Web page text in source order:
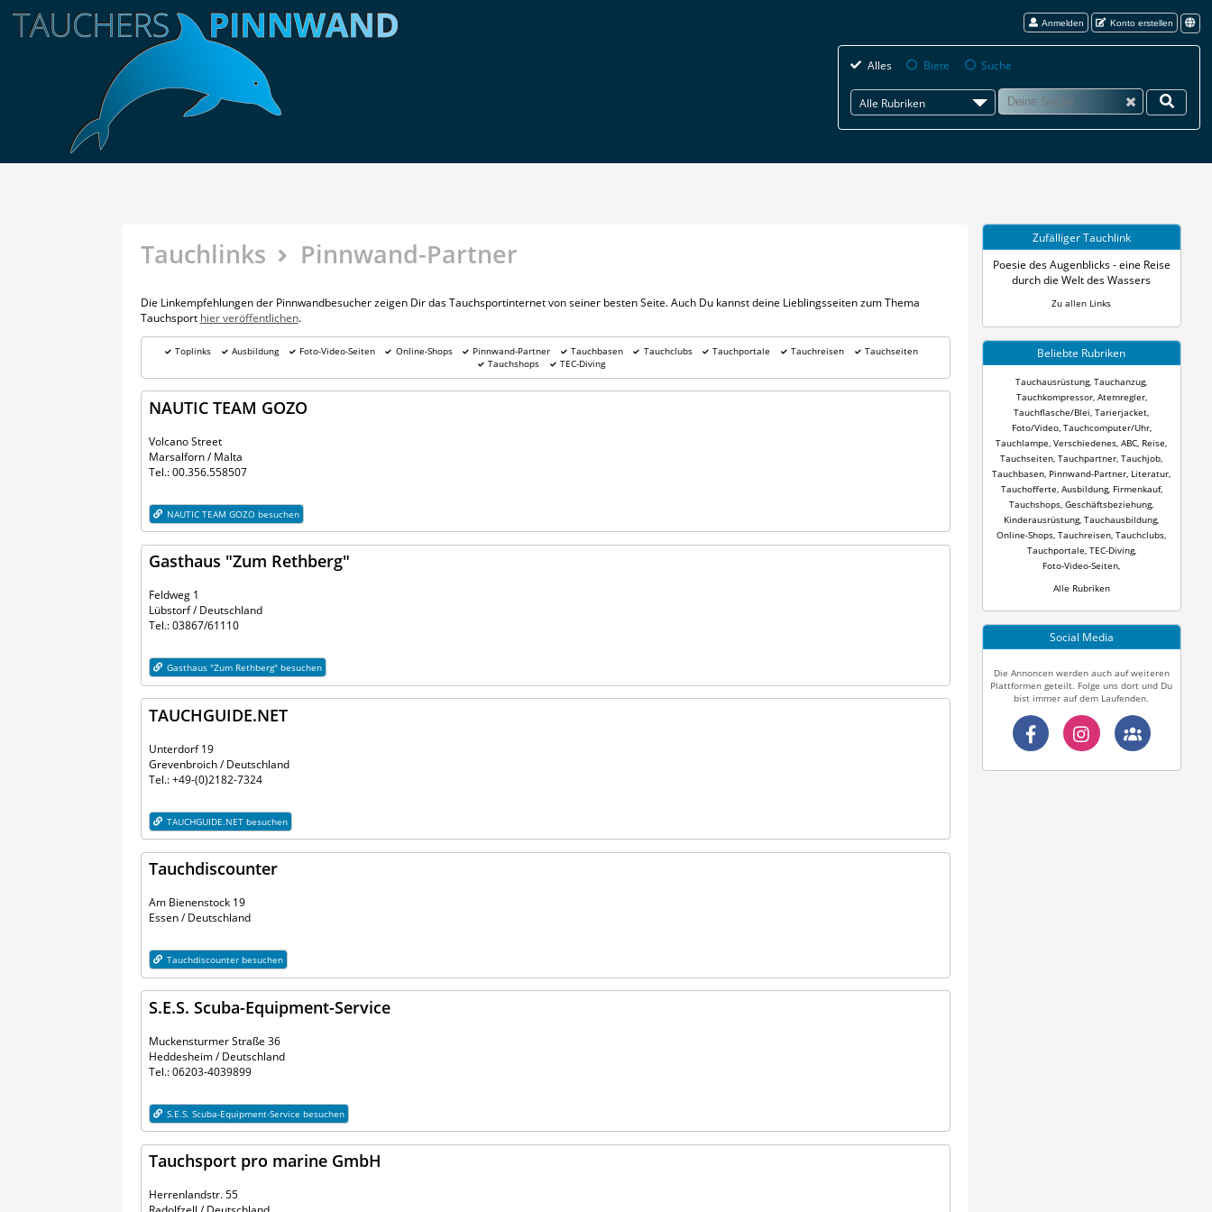
Anmelden Konto erstellen
Alles Biete Suche
Alle Rubriken
Tauchlinks Pinnwand-Partner
Die Linkempfehlungen der Pinnwandbesucher zeigen Dir das Tauchsportinternet von seiner besten Seite. Auch Du kannst deine Lieblingsseiten zum Thema
Tauchsport hier veröffentlichen.
Toplinks Ausbildung Foto-Video-Seiten Online-Shops Pinnwand-Partner Tauchbasen Tauchclubs Tauchportale Tauchreisen
Tauchseiten
Tauchshops
TEC-Diving
NAUTIC TEAM GOZO
Volcano Street
Marsalforn / Malta
Tel.: 00.356.558507
NAUTIC TEAM GOZO besuchen
Gasthaus "Zum Rethberg"
Feldweg 1
Lübstorf / Deutschland
Tel.: 03867/61110
Gasthaus "Zum Rethberg" besuchen
TAUCHGUIDE.NET
Unterdorf 19
Grevenbroich / Deutschland
Tel.: +49-(0)2182-7324
TAUCHGUIDE.NET besuchen
Tauchdiscounter
Am Bienenstock 19
Essen / Deutschland
Tauchdiscounter besuchen
S.E.S. Scuba-Equipment-Service
Muckensturmer Straße 36
Heddesheim / Deutschland
Tel.: 06203-4039899
S.E.S. Scuba-Equipment-Service besuchen
Tauchsport pro marine GmbH
Herrenlandstr. 55
Zufälliger Tauchlink
Poesie des Augenblicks - eine Reise
durch die Welt des Wassers
Zu allen Links
Beliebte Rubriken
Tauchausrüstung, Tauchanzug,
Tauchkompressor, Atemregler,
Tauchflasche/Blei Tarierjacket
Foto/Video, Tauchcomputer/Uhr,
Tauchlampe Verschiedenes ABC Reise
Tauchseiten Tauchpartner Tauchjob
Tauchbasen Pinnwand-Partner Literatur
Tauchofferte Ausbildung, Firmenkauf,
Tauchshops Geschäftsbeziehung,
Kinderausrüstung, Tauchausbildung,
Online-Shops Tauchreisen Tauchclubs
Tauchportale TEC-Diving,
Foto-Video-Seiten
Alle Rubriken
Social Media
Die Annoncen werden auch auf weiteren
Plattformen geteilt. Folge uns dort und Du
bist immer auf dem Laufenden.